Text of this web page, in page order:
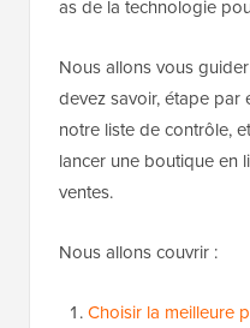
as de la technologie
Nous allons vous
devez savoir, étape par
notre liste de contrôle,
lancer une boutique en
ventes.
Nous allons couvrir :
Choisir la meilleure